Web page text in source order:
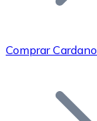
Bitcoin
Comprar Cardano